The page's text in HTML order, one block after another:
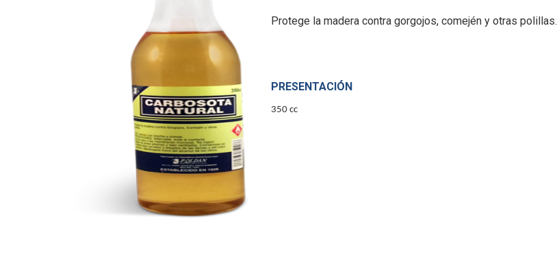
Protege la madera contra gorgojos, comején y otras polillas.
PRESENTACIÓN
350 cc